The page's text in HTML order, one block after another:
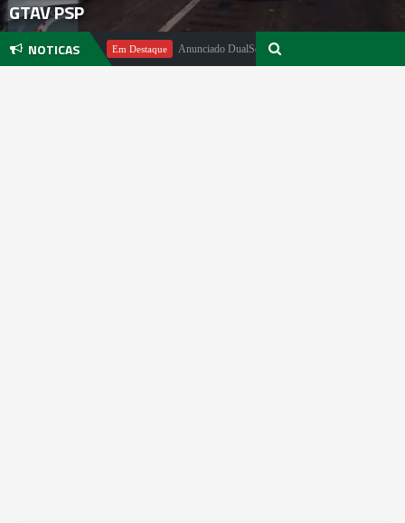
GTAV PSP
NOTICAS
Pachter Em Destaque Anunciado DualSense The Last of Us Limited Edition